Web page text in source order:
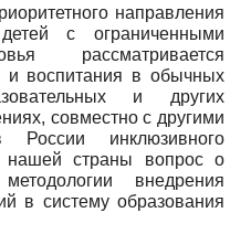
направления
с ограниченными
рассматривается
и воспитания в обычных
и других
совместно с другими
инклюзивного
нашей страны вопрос о
внедрения
в систему образования